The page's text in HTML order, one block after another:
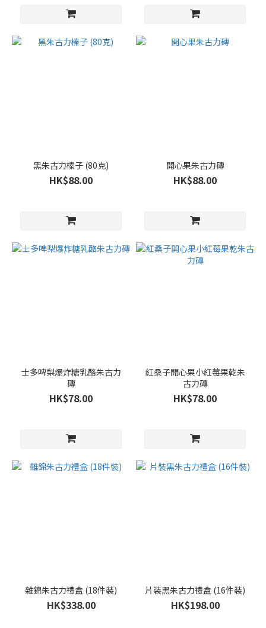
黑朱古力榛子 (80克)
HK$88.00
開心果朱古力磚
HK$88.00
士多啤梨爆炸糖乳酪朱古力
磚
HK$78.00
紅桑子開心果小紅莓果乾朱
古力磚
HK$78.00
雜錦朱古力禮盒 (18件裝)
HK$338.00
片裝黑朱古力禮盒 (16件裝)
HK$198.00